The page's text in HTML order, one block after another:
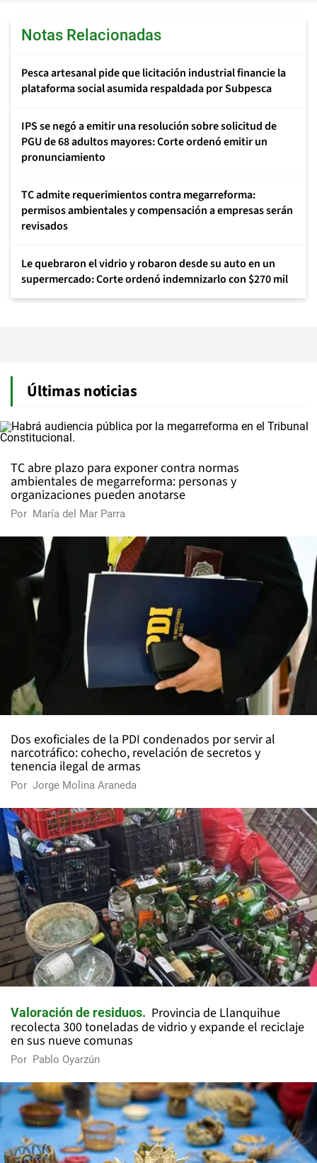
Notas Relacionadas
Pesca artesanal pide que licitación industrial financie la
plataforma social asumida respaldada por Subpesca
IPS se negó a emitir una resolución sobre solicitud de
PGU de 68 adultos mayores: Corte ordenó emitir un
pronunciamiento
TC admite requerimientos contra megarreforma:
permisos ambientales y compensación a empresas serán
revisados
Le quebraron el vidrio y robaron desde su auto en un
supermercado: Corte ordenó indemnizarlo con $270 mil
Últimas noticias
TC abre plazo para exponer contra normas
ambientales de megarreforma: personas y
organizaciones pueden anotarse
Por María del Mar Parra
Dos exoficiales de la PDI condenados por servir al
narcotráfico: cohecho, revelación de secretos y
tenencia ilegal de armas
Por Jorge Molina Araneda
Valoración de residuos
Provincia de Llanquihue
recolecta 300 toneladas de vidrio y expande el reciclaje
en sus nueve comunas
Por Pablo Oyarzún